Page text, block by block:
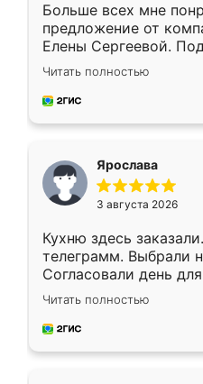
Больше всех мне
предложение от
Елены Сергеевой.
короткие сроки
для замера
предложил по моему
Читать полностью
Ярослава
3 августа 2026
Кухню здесь
телеграмм. Выбрали
Согласовали день
недели кухня была
довольны работой.
мебель за
Читать полностью